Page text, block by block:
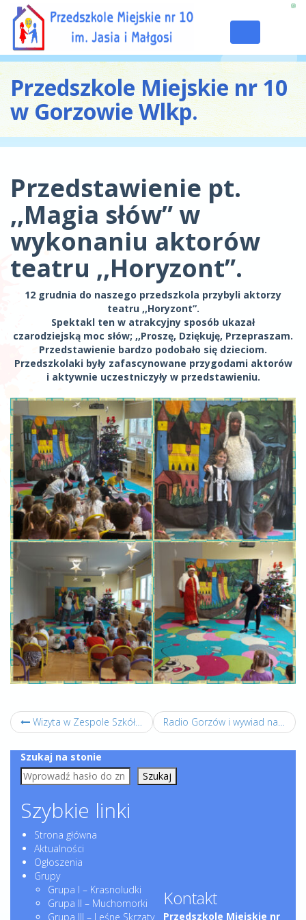
navigation
Przedszkole Miejskie nr 10
w Gorzowie Wlkp.
Przedstawienie pt.
,,Magia słów” w
wykonaniu aktorów
teatru ,,Horyzont”.
12 grudnia do naszego przedszkola przybyli aktorzy
teatru ,,Horyzont”.
Spektakl ten w atrakcyjny sposób ukazał
czarodziejską moc słów; ,,Proszę, Dziękuję, Przepraszam.
Przedstawienie bardzo podobało się dzieciom.
Przedszkolaki były zafascynowane przygodami aktorów
i aktywnie uczestniczyły w przedstawieniu.
Wizyta w Zespole Szkół Ogólnokształcących nr 16 w Gorzowie Wlkp. Radio Gorzów i wywiad na temat zbliżających się świąt.
Szukaj na stonie
Szukaj
Szybkie linki
Strona główna
Aktualności
Ogłoszenia
Grupy
Grupa I – Krasnoludki
Grupa II – Muchomorki
Grupa III – Leśne Skrzaty
Kontakt
Przedszkole Miejskie nr